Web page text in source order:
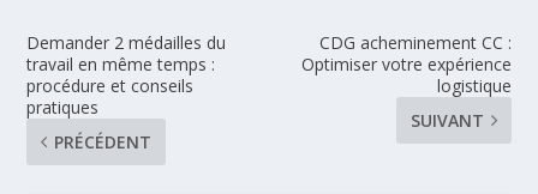
Demander 2 médailles du
travail en même temps :
procédure et conseils
pratiques
PRÉCÉDENT
CDG acheminement CC :
Optimiser votre expérience
logistique
SUIVANT